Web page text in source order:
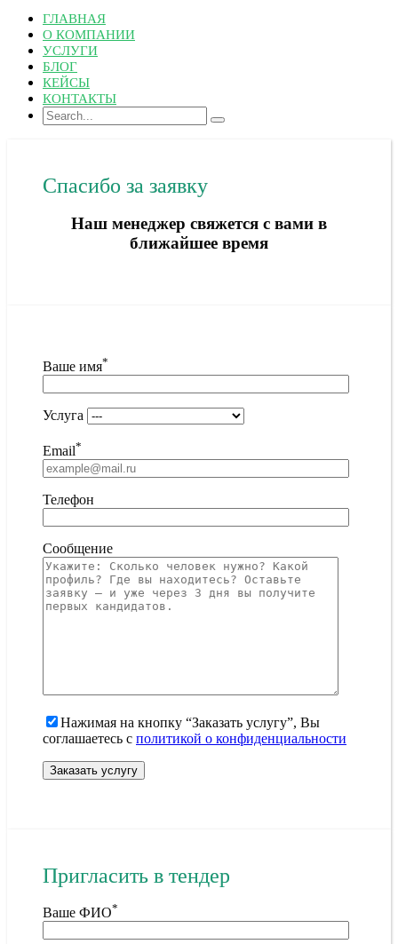
ГЛАВНАЯ
О КОМПАНИИ
УСЛУГИ
БЛОГ
КЕЙСЫ
КОНТАКТЫ
Спасибо за заявку
Наш менеджер свяжется с вами в
ближайшее время
Ваше имя*
Услуга
Email*
Телефон
Сообщение
Нажимая на кнопку “Заказать услугу”, Вы
соглашаетесь с политикой о конфиденциальности
Пригласить в тендер
Ваше ФИО*